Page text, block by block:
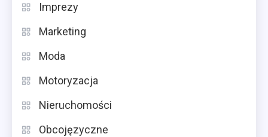
Imprezy
Marketing
Moda
Motoryzacja
Nieruchomości
Obcojęzyczne